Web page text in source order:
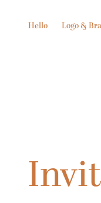
Hello Logo &